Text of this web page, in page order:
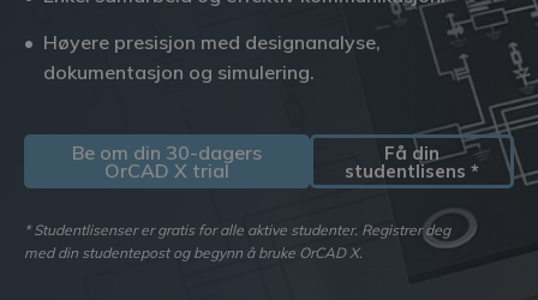
Høyere presisjon med designanalyse,
dokumentasjon og simulering.
Be om din 30-dagers
OrCAD X trial
Få din
studentlisens *
* Studentlisenser er gratis for alle aktive studenter. Registrer deg
med din studentepost og begynn å bruke OrCAD X.